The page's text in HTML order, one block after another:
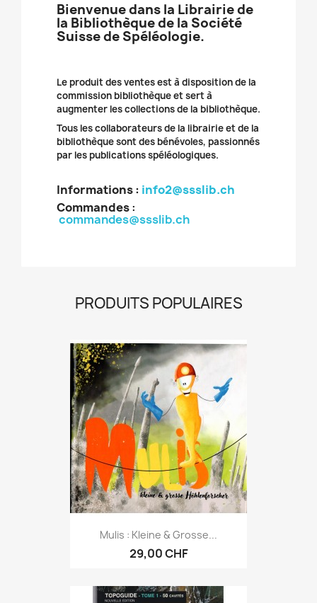
Bienvenue dans la Librairie de
la Bibliothèque de la Société
Suisse de Spéléologie.
Le produit des ventes est à disposition de la
commission bibliothèque et sert à
augmenter les collections de la bibliothèque.
Tous les collaborateurs de la librairie et de la
bibliothèque sont des bénévoles, passionnés
par les publications spéléologiques.
Informations : info2@ssslib.ch
Commandes:
commandes@ssslib.ch
PRODUITS POPULAIRES
Mulis : Kleine & Grosse...
29,00 CHF